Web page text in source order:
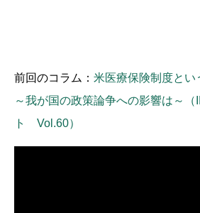
前回のコラム： 米医療保険制度とい
～我が国の政策論争への影響は～（
ト Vol.60）